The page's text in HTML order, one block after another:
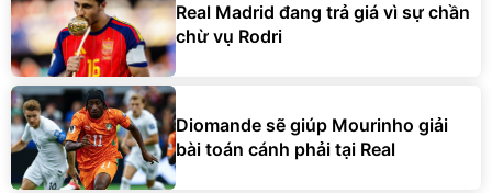
Real Madrid đang trả giá vì sự chần
chừ vụ Rodri
Diomande sẽ giúp Mourinho giải
bài toán cánh phải tại Real